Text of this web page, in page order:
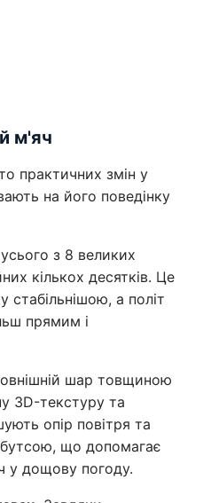
м'яч
практичних змін у
на його поведінку
з 8 великих
кількох десятків. Це
стабільнішою, а політ
прямим і
шар товщиною
3D-текстуру та
опір повітря та
що допомагає
у дощову погоду.